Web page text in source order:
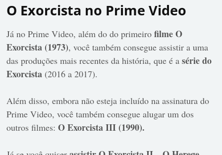
O Exorcista no Prime Video
Já no Prime Video, além do do primeirofilme O
Exorcista (1973), você também consegue assistir a uma
das produções mais recentes da história, que é asérie do
Exorcista (2016 a 2017).
Além disso, embora não esteja incluído na assinatura do
Prime Video, você também consegue alugar um dos
outros filmes:O Exorcista III (1990).